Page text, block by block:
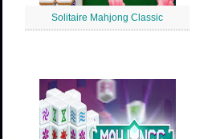
Solitaire Mahjong Classic